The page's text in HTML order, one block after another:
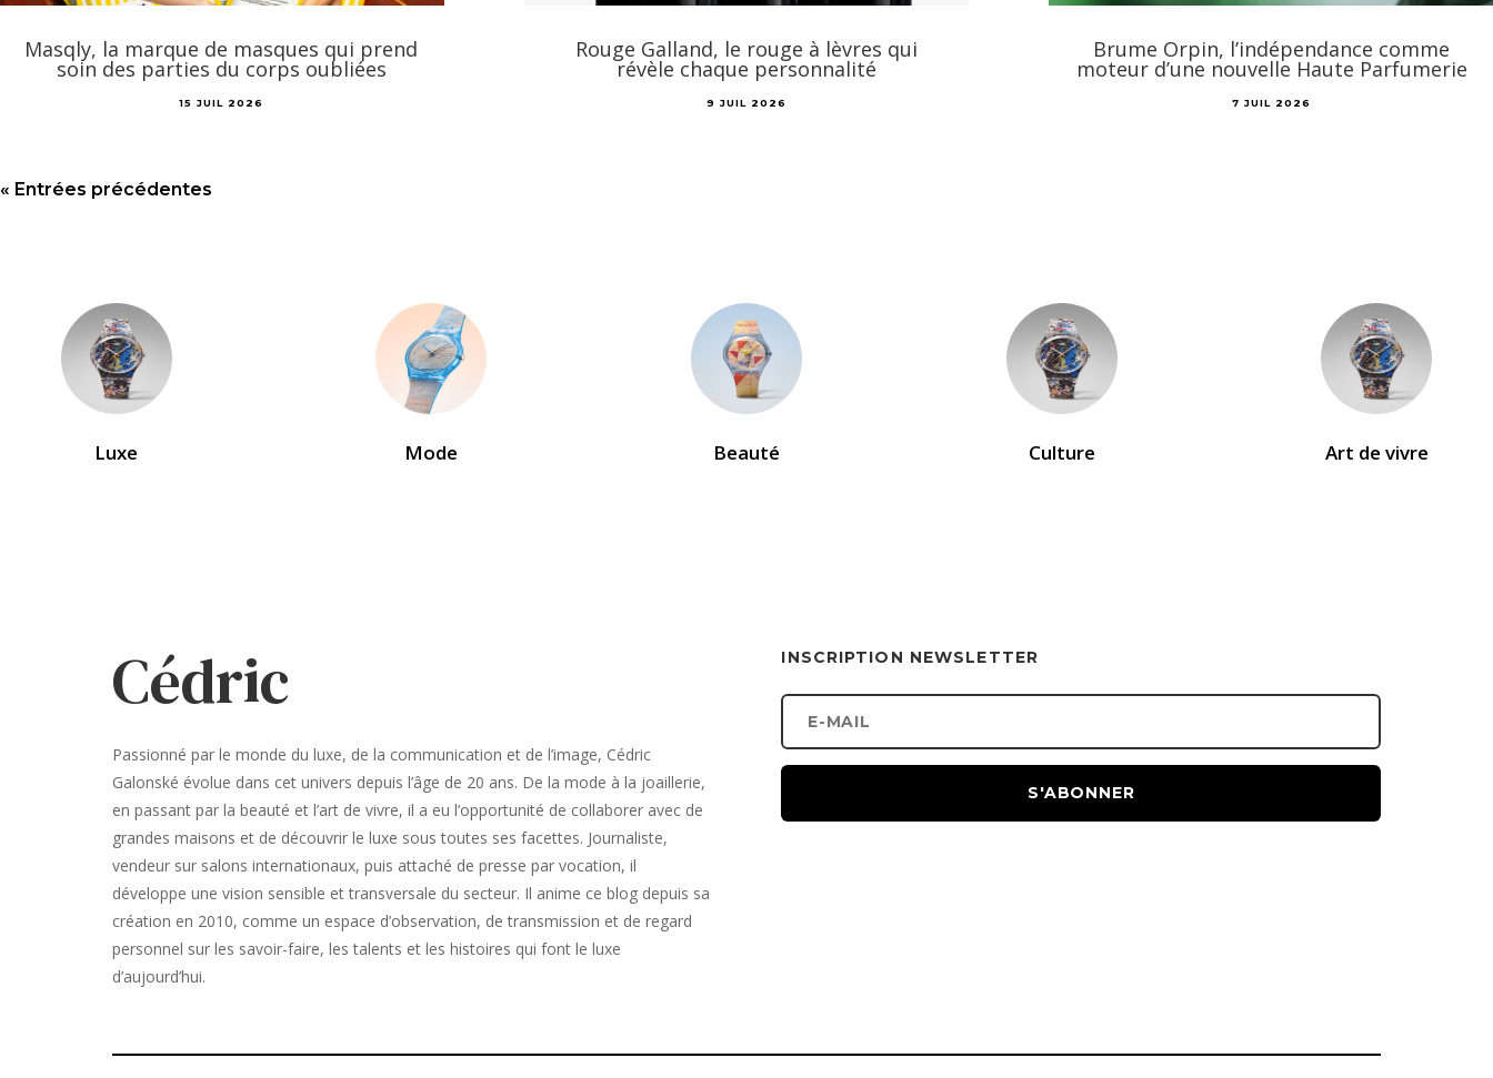
Masqly, la marque de masques qui prend
soin des parties du corps oubliées
15 JUIL 2026
Rouge Galland, le rouge à lèvres qui
révèle chaque personnalité
9 JUIL 2026
Brume Orpin, l’indépendance comme
moteur d’une nouvelle Haute Parfumerie
7 JUIL 2026
« Entrées précédentes
Luxe Mode Beauté Culture Art de vivre
Cédric
Passionné par le monde du luxe, de la communication et de l’image, Cédric
Galonské évolue dans cet univers depuis l’âge de 20 ans. De la mode à la joaillerie,
en passant par la beauté et l’art de vivre, il a eu l’opportunité de collaborer avec de
grandes maisons et de découvrir le luxe sous toutes ses facettes. Journaliste,
vendeur sur salons internationaux, puis attaché de presse par vocation, il
développe une vision sensible et transversale du secteur. Il anime ce blog depuis sa
création en 2010, comme un espace d’observation, de transmission et de regard
personnel sur les savoir-faire, les talents et les histoires qui font le luxe
d’aujourd’hui.
INSCRIPTION NEWSLETTER
S'ABONNER